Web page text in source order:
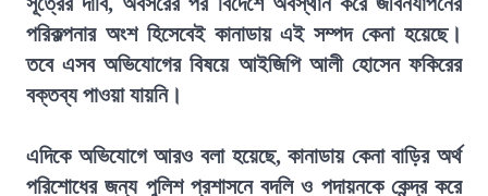
পরিকল্পনার অংশ হিসেবেই কানাডায় এই সম্পদ কেনা হয়েছে।
তবে এসব অভিযোগের বিষয়ে আইজিপি আলী হোসেন ফকিরের
বক্তব্য পাওয়া যায়নি।
এদিকে অভিযোগে আরও বলা হয়েছে, কানাডায় কেনা বাড়ির অর্থ
পরিশোধের জন্য পুলিশ প্রশাসনে বদলি ও পদায়নকে কেন্দ্র করে